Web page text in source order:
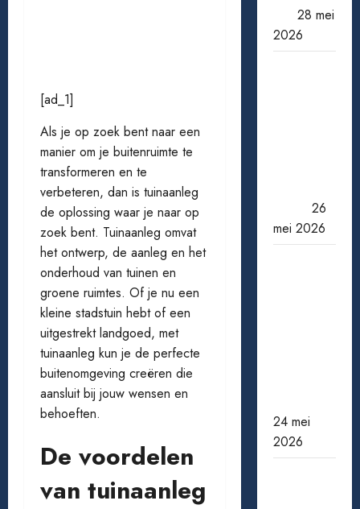
[ad_1]
Als je op zoek bent naar een
manier om je buitenruimte te
transformeren en te
verbeteren, dan is tuinaanleg
de oplossing waar je naar op
zoek bent. Tuinaanleg omvat
het ontwerp, de aanleg en het
onderhoud van tuinen en
groene ruimtes. Of je nu een
kleine stadstuin hebt of een
uitgestrekt landgoed, met
tuinaanleg kun je de perfecte
buitenomgeving creëren die
aansluit bij jouw wensen en
behoeften.
De voordelen
van tuinaanleg
28 mei
2026
26
mei 2026
24 mei
2026